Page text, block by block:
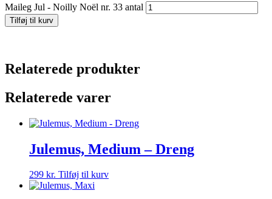
Maileg Jul - Noilly Noël nr. 33 antal
Tilføj til kurv
Relaterede produkter
Relaterede varer
Julemus, Medium – Dreng
299 kr. Tilføj til kurv